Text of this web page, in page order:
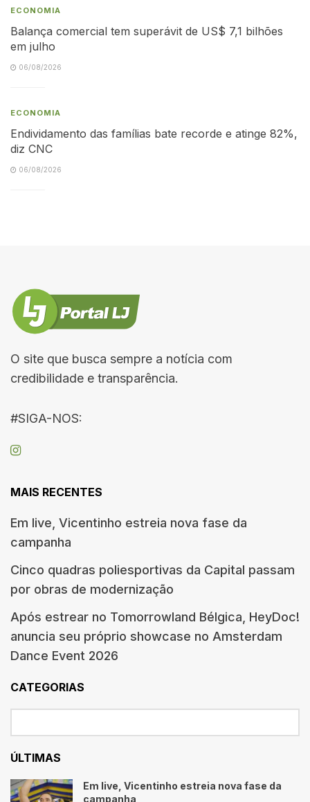
ECONOMIA
Balança comercial tem superávit de US$ 7,1 bilhões
em julho
06/08/2026
ECONOMIA
Endividamento das famílias bate recorde e atinge 82%,
diz CNC
06/08/2026
O site que busca sempre a notícia com
credibilidade e transparência.
#SIGA-NOS:
MAIS RECENTES
Em live, Vicentinho estreia nova fase da
campanha
Cinco quadras poliesportivas da Capital passam
por obras de modernização
Após estrear no Tomorrowland Bélgica, HeyDoc!
anuncia seu próprio showcase no Amsterdam
Dance Event 2026
CATEGORIAS
ÚLTIMAS
Em live, Vicentinho estreia nova fase da
campanha